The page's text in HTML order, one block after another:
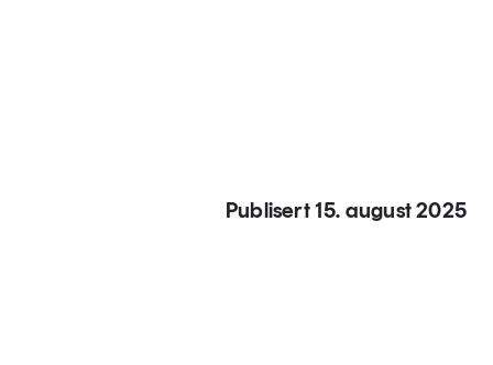
Publisert 15. august 2025